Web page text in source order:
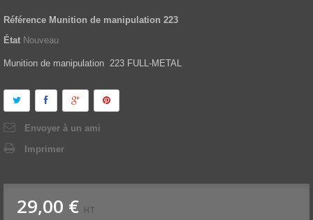
Référence Munition de manipulation 223
État Nouveau
Munition de manipulation 223 FULL-METAL
Envoyer à un ami
Imprimer
29,00 € HT